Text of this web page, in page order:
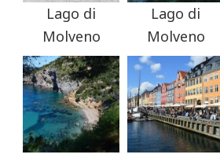
Lago di
Molveno
Lago di
Molveno